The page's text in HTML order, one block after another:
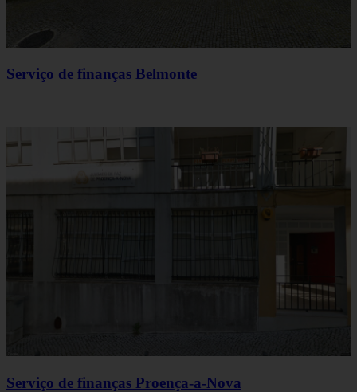
Serviço de finanças Belmonte
Serviço de finanças Proença-a-Nova